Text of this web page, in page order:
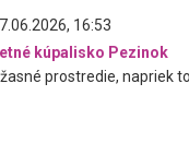
16:53
kúpalisko Pezinok